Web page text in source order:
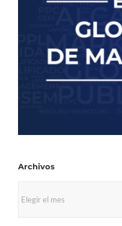
Archivos